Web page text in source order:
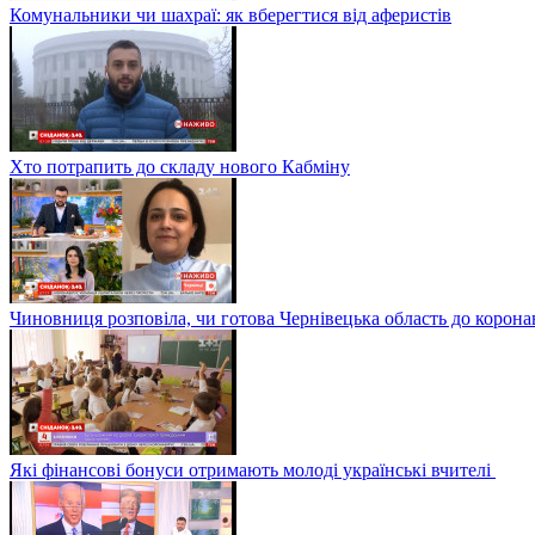
Комунальники чи шахраї: як вберегтися від аферистів
Хто потрапить до складу нового Кабміну
Чиновниця розповіла, чи готова Чернівецька область до
Які фінансові бонуси отримають молоді українські вчителі